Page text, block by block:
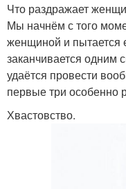
Что раздражает
Мы начнём с того
женщиной и пытается
заканчивается одним
удаётся провести
первые три особенно
Хвастовство.